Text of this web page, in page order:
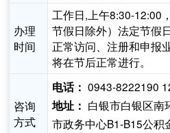
办理
时间
工作日,上午8:30-12:00
节假日除外）法定节假
正常访问、注册和申报
将在节后正常进行。
咨询
方式
电话： 0943-8222190
地址： 白银市白银区南
市政务中心B1-B15公积